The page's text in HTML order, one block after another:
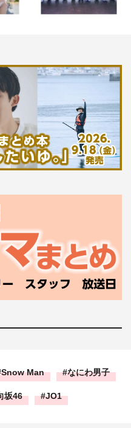
は、7月15日（土）放送の
回第8話のクライマックス
ス。2サスといえば “崖”。
どのように映し出される
この撮影現場に登場する
く動いていく第7話と第8
いつもより10分遅い午後
土）午後11時40分～
Snow Man なにわ男子
坂46 JO1